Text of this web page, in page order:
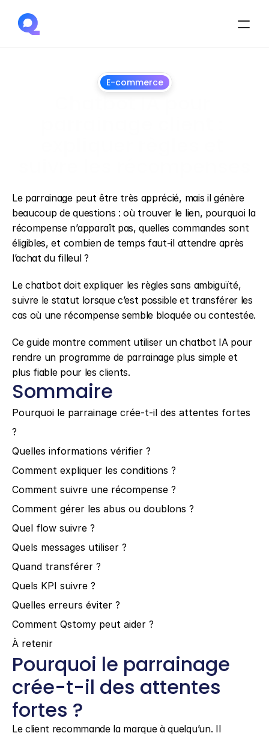
E-commerce
Le parrainage peut être très apprécié, mais il génère
beaucoup de questions : où trouver le lien, pourquoi la
récompense n’apparaît pas, quelles commandes sont
éligibles, et combien de temps faut-il attendre après
l’achat du filleul ?
Le chatbot doit expliquer les règles sans ambiguïté,
suivre le statut lorsque c’est possible et transférer les
cas où une récompense semble bloquée ou contestée.
Ce guide montre comment utiliser un chatbot IA pour
rendre un programme de parrainage plus simple et
plus fiable pour les clients.
Sommaire
Pourquoi le parrainage crée-t-il des attentes fortes
?
Quelles informations vérifier ?
Comment expliquer les conditions ?
Comment suivre une récompense ?
Comment gérer les abus ou doublons ?
Quel flow suivre ?
Quels messages utiliser ?
Quand transférer ?
Quels KPI suivre ?
Quelles erreurs éviter ?
Comment Qstomy peut aider ?
À retenir
Pourquoi le parrainage
crée-t-il des attentes
fortes ?
Le client recommande la marque à quelqu’un. Il